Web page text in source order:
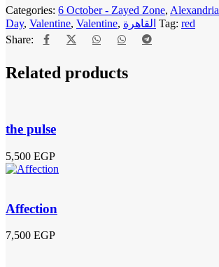
Categories: 6 October - Zayed Zone, Alexandria
Day, Valentine, Valentine, القاهرة Tag: red
Share:
Related products
the pulse
5,500 EGP
Affection
7,500 EGP